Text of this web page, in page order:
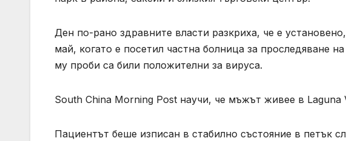
Ден по-рано здравните власти разкриха, че е
май, когато е посетил частна болница за проследяване
му проби са били положителни за вируса.
South China Morning Post научи, че мъжът живее в
Пациентът беше изписан в стабилно състояние в петък